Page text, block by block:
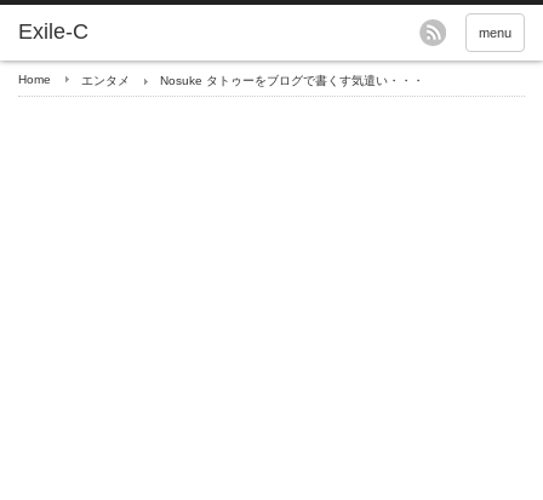
menu
Home エンタメ Nosuke タトゥーをブログで書くす気遣い・・・